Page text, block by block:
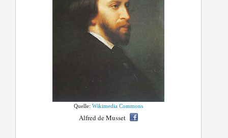
Quelle:Wikimedia Commons
Alfred de Musset